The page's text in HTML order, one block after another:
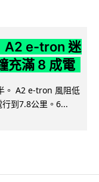
A2 e-tron 迷
充滿 8 成電
。 A2 e-tron 風阻低
到7.8公里。6...